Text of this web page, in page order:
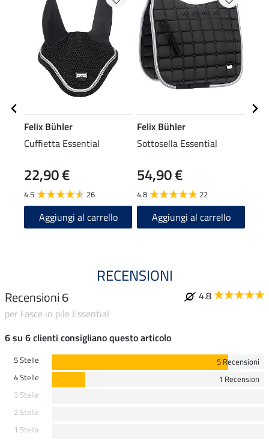
Felix Bühler
Cuffietta Essential
22,90 €
4.5 26
Aggiungi al carrello
Felix Bühler
Sottosella Essential
54,90 €
4.8 22
Aggiungi al carrello
RECENSIONI
Recensioni 6
4.8
per Fasce in pile Essential
6 su 6 clienti consigliano questo articolo
5 Stelle
5 Recensioni
4 Stelle
1 Recension
3 Stelle
2 Stelle
1 Stella